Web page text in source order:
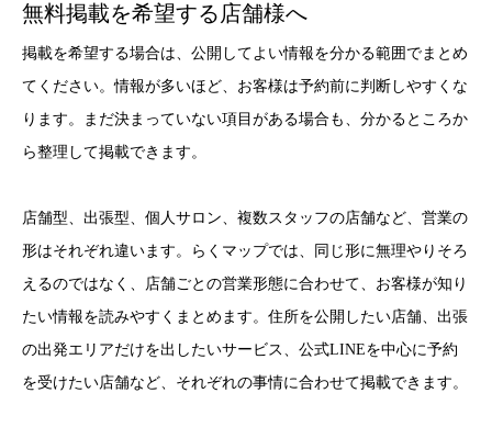
無料掲載を希望する店舗様へ
掲載を希望する場合は、公開してよい情報を分かる範囲でまとめ
てください。情報が多いほど、お客様は予約前に判断しやすくな
ります。まだ決まっていない項目がある場合も、分かるところか
ら整理して掲載できます。
店舗型、出張型、個人サロン、複数スタッフの店舗など、営業の
形はそれぞれ違います。らくマップでは、同じ形に無理やりそろ
えるのではなく、店舗ごとの営業形態に合わせて、お客様が知り
たい情報を読みやすくまとめます。住所を公開したい店舗、出張
の出発エリアだけを出したいサービス、公式LINEを中心に予約
を受けたい店舗など、それぞれの事情に合わせて掲載できます。